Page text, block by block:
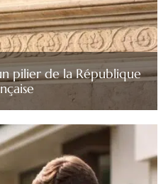
pilier de la République